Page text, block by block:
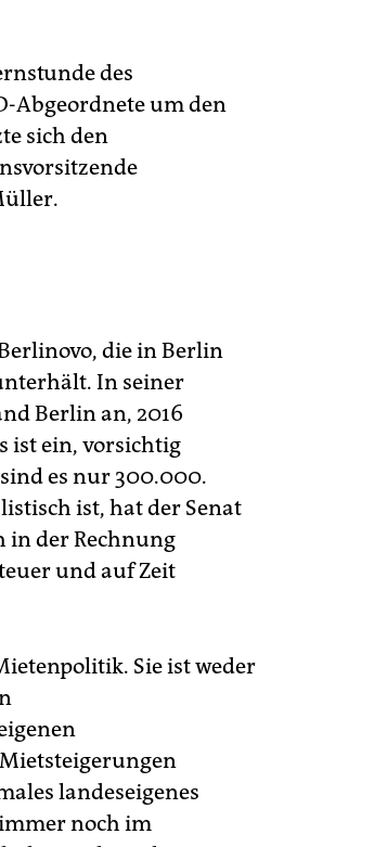
des
Abgeordnete um den
sich den
die in Berlin
In seiner
Berlin an, 2016
ist ein, vorsichtig
es nur 300.000.
ist, hat der Senat
in der Rechnung
und auf Zeit
Sie ist weder
landeseigenes
noch im